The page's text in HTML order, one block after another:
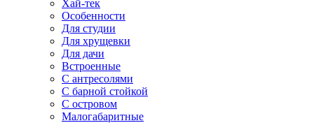
Хай-тек
Особенности
Для студии
Для хрущевки
Для дачи
Встроенные
С антресолями
С барной стойкой
С островом
Малогабаритные